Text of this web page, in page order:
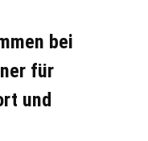
bei
für
und